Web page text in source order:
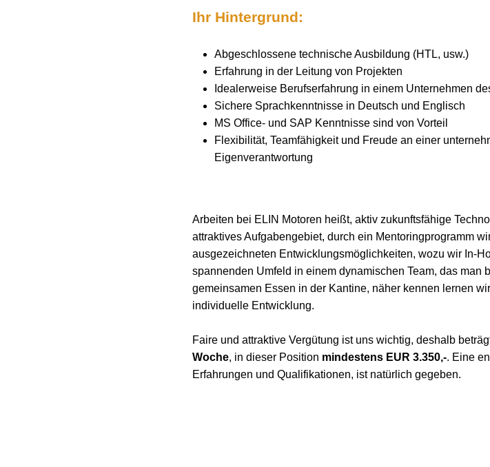
Ihr Hintergrund:
Abgeschlossene technische Ausbildung (HTL, usw.)
Erfahrung in der Leitung von Projekten
Idealerweise Berufserfahrung in einem Unternehmen
Sichere Sprachkenntnisse in Deutsch und Englisch
MS Office- und SAP Kenntnisse sind von Vorteil
Flexibilität, Teamfähigkeit und Freude an einer
Eigenverantwortung
Arbeiten bei ELIN Motoren heißt, aktiv zukunftsfähige
attraktives Aufgabengebiet, durch ein Mentoringprogramm
ausgezeichneten Entwicklungsmöglichkeiten, wozu wir In-
spannenden Umfeld in einem dynamischen Team, das man
gemeinsamen Essen in der Kantine, näher kennen lernen
individuelle Entwicklung.
Faire und attraktive Vergütung ist uns wichtig, deshalb
Woche, in dieser Position mindestens EUR 3.350,-. Eine
Erfahrungen und Qualifikationen, ist natürlich gegeben.